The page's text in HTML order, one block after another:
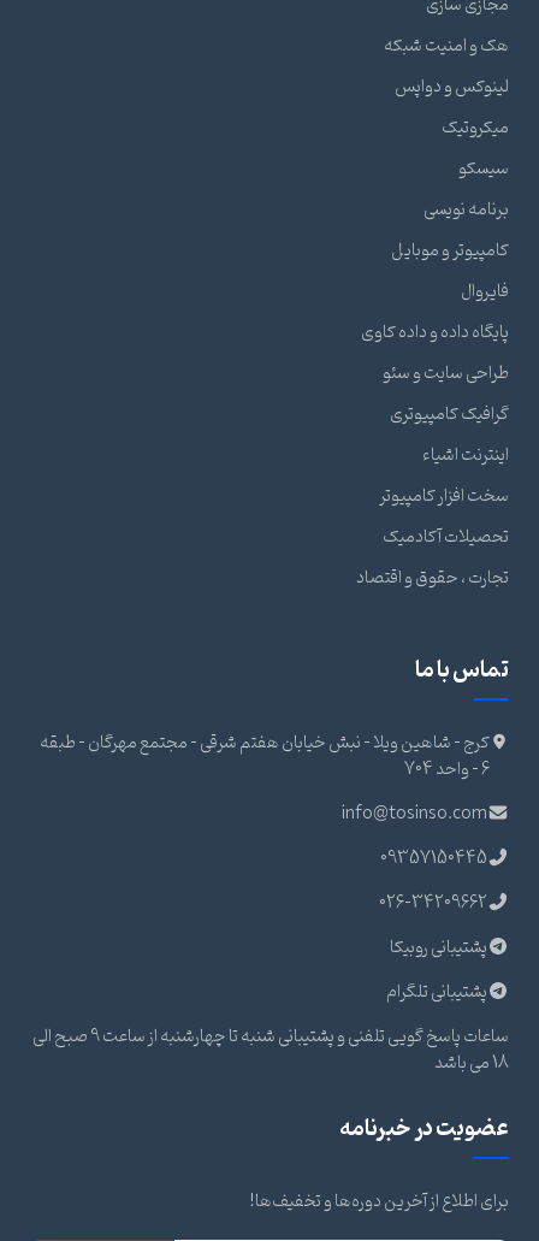
مجازی سازی
هک و امنیت شبکه
لینوکس و دواپس
میکروتیک
سیسکو
برنامه نویسی
کامپیوتر و موبایل
فایروال
پایگاه داده و داده کاوی
طراحی سایت و سئو
گرافیک کامپیوتری
اینترنت اشیاء
سخت افزار کامپیوتر
تحصیلات آکادمیک
تجارت ، حقوق و اقتصاد
تماس با ما
کرج - شاهین ویلا - نبش خیابان هفتم شرقی - مجتمع مهرگان - طبقه
6 - واحد 704
info@tosinso.com
09357150445
026-34209662
پشتیبانی روبیکا
پشتیبانی تلگرام
ساعات پاسخ گویی تلفنی و پشتیبانی شنبه تا چهارشنبه از ساعت 9 صبح الی
18 می باشد
عضویت در خبرنامه
برای اطلاع از آخرین دوره‌ها و تخفیف‌ها!